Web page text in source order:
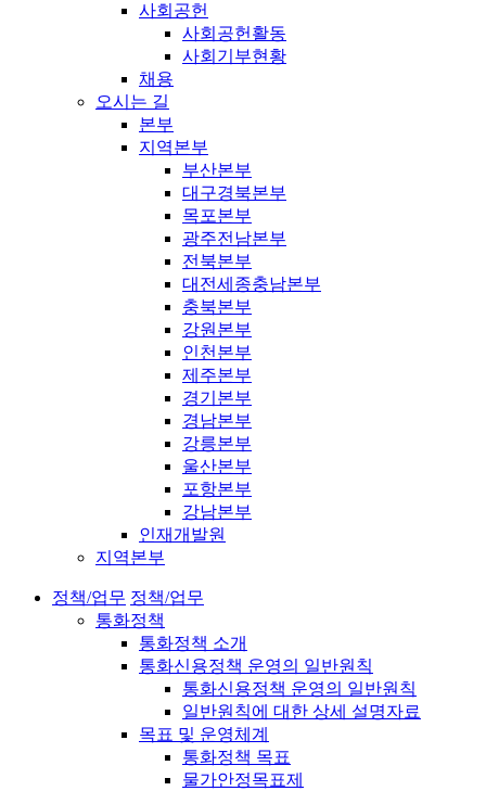
사회공헌
사회공헌활동
사회기부현황
채용
오시는 길
본부
지역본부
부산본부
대구경북본부
목포본부
광주전남본부
전북본부
대전세종충남본부
충북본부
강원본부
인천본부
제주본부
경기본부
경남본부
강릉본부
울산본부
포항본부
강남본부
인재개발원
지역본부
정책/업무 정책/업무
통화정책
통화정책 소개
통화신용정책 운영의 일반원칙
통화신용정책 운영의 일반원칙
일반원칙에 대한 상세 설명자료
목표 및 운영체계
통화정책 목표
물가안정목표제